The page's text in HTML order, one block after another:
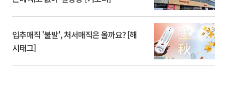
입추매직 '불발', 처서매직은 올까요? [해
시태그]